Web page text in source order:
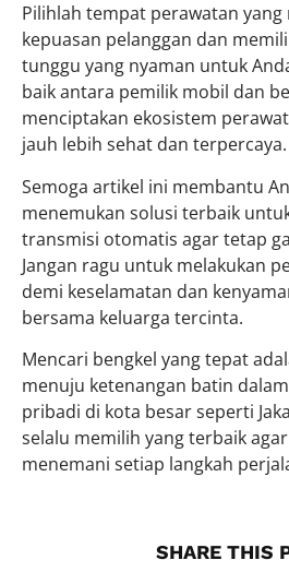
Pilihlah tempat perawatan
kepuasan pelanggan dan
tunggu yang nyaman untuk
baik antara pemilik mobil dan
menciptakan ekosistem
jauh lebih sehat dan terpercaya.
Semoga artikel ini membantu
menemukan solusi terbaik
transmisi otomatis agar tetap
Jangan ragu untuk melakukan
demi keselamatan dan
bersama keluarga tercinta.
Mencari bengkel yang tepat
menuju ketenangan batin
pribadi di kota besar seperti
selalu memilih yang terbaik
menemani setiap langkah
SHARE THIS